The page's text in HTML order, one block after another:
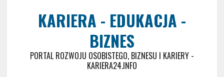
KARIERA - EDUKACJA -
BIZNES
PORTAL ROZWOJU OSOBISTEGO, BIZNESU I KARIERY -
KARIERA24.INFO